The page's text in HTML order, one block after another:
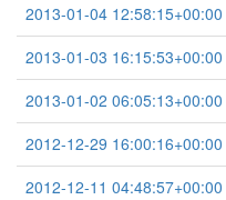
2013-01-04 12:58:15+00:00
2013-01-03 16:15:53+00:00
2013-01-02 06:05:13+00:00
2012-12-29 16:00:16+00:00
2012-12-11 04:48:57+00:00